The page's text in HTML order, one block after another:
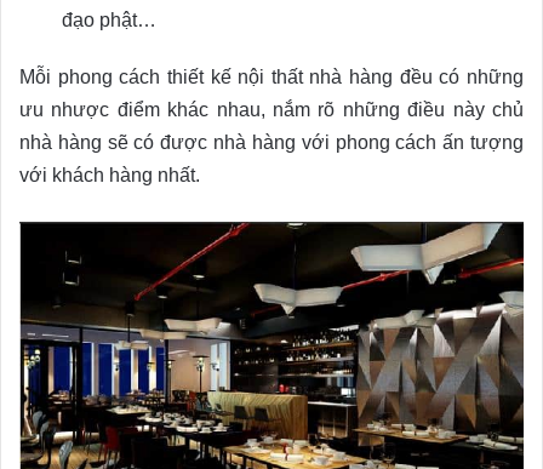
đạo phật…
Mỗi phong cách thiết kế nội thất nhà hàng đều có những
ưu nhược điểm khác nhau, nắm rõ những điều này chủ
nhà hàng sẽ có được nhà hàng với phong cách ấn tượng
với khách hàng nhất.